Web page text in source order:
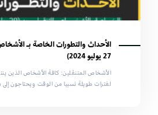
27 يوليو 2024)
الأشخاص المتنقلين: كافة الأشخاص الذين
لفترات طويلة نسبيا من الوقت ويحتاجون